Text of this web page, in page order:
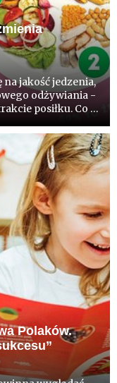
na jakość jedzenia,
odżywiania -
posiłku. Co 5
Polaków.